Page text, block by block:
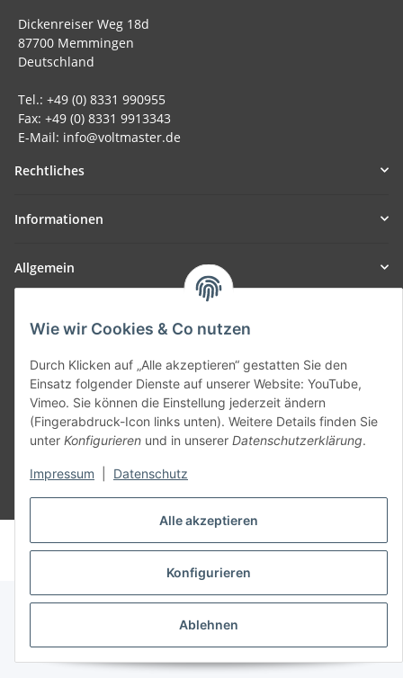
Alle akzeptieren
Konfigurieren
Ablehnen
Wie wir Cookies & Co nutzen
Durch Klicken auf „Alle akzeptieren“ gestatten Sie den
Einsatz folgender Dienste auf unserer Website: YouTube,
Vimeo. Sie können die Einstellung jederzeit ändern
(Fingerabdruck-Icon links unten). Weitere Details finden Sie
unter Konfigurieren und in unserer Datenschutzerklärung.
Impressum Datenschutz
Dickenreiser Weg 18d
87700 Memmingen
Deutschland
Tel.: +49 (0) 8331 990955
Fax: +49 (0) 8331 9913343
E-Mail: info@voltmaster.de
Rechtliches
Informationen
Allgemein
SmoliTec - Safety. Simplified. Worldwide. ( B2B Shop )
Vertrag widerrufen
* Alle Preise inkl. gesetzlicher USt., zzgl.Versand
© voltmaster.de